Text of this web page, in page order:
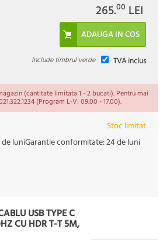
265.00 LEI
TVA inclus
Include timbrul verde
(cantitate limitata 1 - 2 bucati). Pentru mai
(Program L-V: 09.00 - 17.00).
Stoc limitat
luniGarantie conformitate:24 de luni
USB TYPE C
CU HDR T-T 5M,